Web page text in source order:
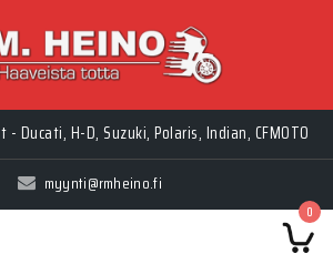
Ducati, H-D, Suzuki, Polaris, Indian, CFMOTO
myynti@rmheino.fi
0